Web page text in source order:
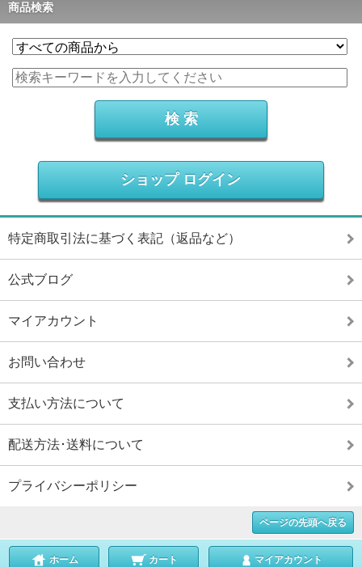
商品検索
ショップ ログイン
特定商取引法に基づく表記（返品など）
公式ブログ
マイアカウント
お問い合わせ
支払い方法について
配送方法･送料について
プライバシーポリシー
ページの先頭へ戻る
ホーム カート マイアカウント